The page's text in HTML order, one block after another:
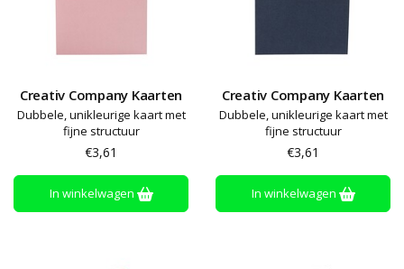
Creativ Company Kaarten
Dubbele, unikleurige kaart met
fijne structuur
€3,61
In winkelwagen
Creativ Company Kaarten
Dubbele, unikleurige kaart met
fijne structuur
€3,61
In winkelwagen